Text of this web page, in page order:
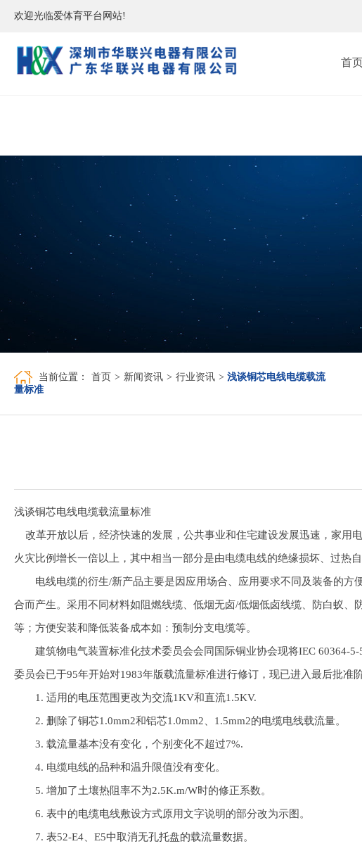
欢迎光临爱体育平台网站!
首
当前位置： 首页 > 新闻资讯 > 行业资讯 >浅谈铜芯电线电缆载流
量标准
浅谈铜芯电线电缆载流量标准
改革开放以后，经济快速的发展，公共事业和住宅建设发展迅速，家用
火灾比例增长一倍以上，其中相当一部分是由电缆电线的绝缘损坏、过热
电线电缆的衍生/新产品主要是因应用场合、应用要求不同及装备的方
合而产生。采用不同材料如阻燃线缆、低烟无卤/低烟低卤线缆、防白蚁
等；方便安装和降低装备成本如：预制分支电缆等。
建筑物电气装置标准化技术委员会会同国际铜业协会现将IEC 60364-5-
委员会已于95年开始对1983年版载流量标准进行修订，现已进入最后批准
1. 适用的电压范围更改为交流1KV和直流1.5KV.
2. 删除了铜芯1.0mm2和铝芯1.0mm2、1.5mm2的电缆电线载流量。
3. 载流量基本没有变化，个别变化不超过7%.
4. 电缆电线的品种和温升限值没有变化。
5. 增加了土壤热阻率不为2.5K.m/W时的修正系数。
6. 表中的电缆电线敷设方式原用文字说明的部分改为示图。
7. 表52-E4、E5中取消无孔托盘的载流量数据。